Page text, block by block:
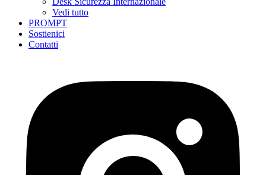
Vedi tutto
PROMPT
Sostienici
Contatti